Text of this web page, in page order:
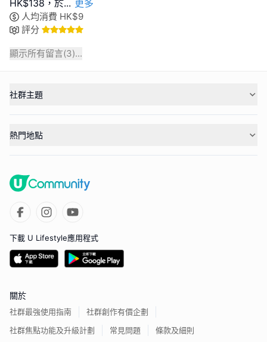
HK$138，於... 更多
人均消費 HK$9
評分
顯示所有留言(3)...
社群主題
熱門地點
下載 U Lifestyle應用程式
關於
社群最強使用指南
社群創作有價企劃
社群焦點功能及升級計劃
常見問題 條款及細則